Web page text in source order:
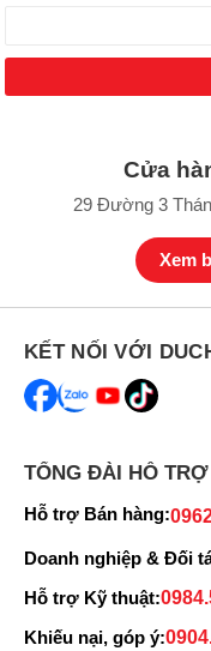
Cửa
29 Đường 3
Xem
KẾT NỐI VỚI
TỔNG ĐÀI HỖ TRỢ
Hỗ trợ Bán hàng:
Doanh nghiệp & Đối
Hỗ trợ Kỹ thuật:
Khiếu nại, góp ý: